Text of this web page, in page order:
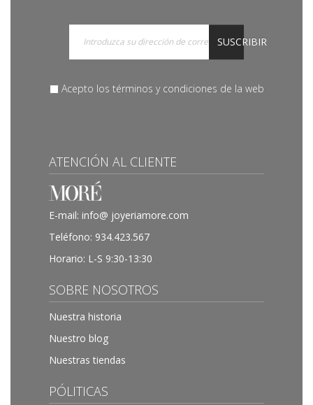
SUSCRIBIR
Acepto los términos y condiciones de la web
ATENCIÓN AL CLIENTE
E-mail: info@ joyeriamore.com
Teléfono: 934.423.567
Horario: L-S 9:30-13:30
SOBRE NOSOTROS
Nuestra historia
Nuestro blog
Nuestras tiendas
PÓLITICAS